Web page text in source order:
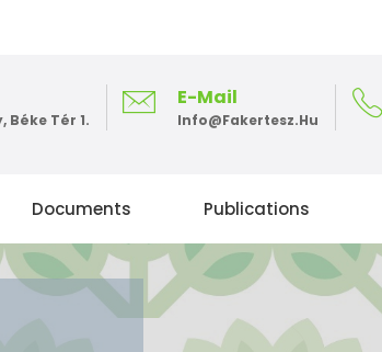
Béke Tér 1.
E-Mail
Info@fakertesz.hu
Documents Publications